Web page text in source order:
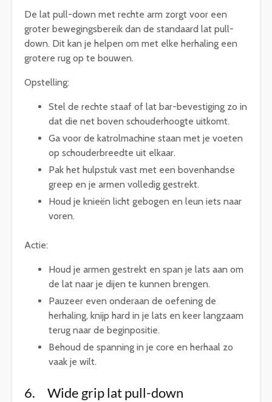
De lat pull-down met rechte arm zorgt voor een
groter bewegingsbereik dan de standaard lat pull-
down. Dit kan je helpen om met elke herhaling een
grotere rug op te bouwen.
Opstelling:
Stel de rechte staaf of lat bar-bevestiging zo in
dat die net boven schouderhoogte uitkomt.
Ga voor de katrolmachine staan met je voeten
op schouderbreedte uit elkaar.
Pak het hulpstuk vast met een bovenhandse
greep en je armen volledig gestrekt.
Houd je knieën licht gebogen en leun iets naar
voren.
Actie:
Houd je armen gestrekt en span je lats aan om
de lat naar je dijen te kunnen brengen.
Pauzeer even onderaan de oefening de
herhaling, knijp hard in je lats en keer langzaam
terug naar de beginpositie.
Behoud de spanning in je core en herhaal zo
vaak je wilt.
6. Wide grip lat pull-down